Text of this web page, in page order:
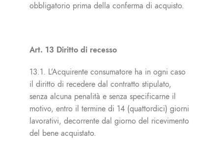
obbligatorio prima della conferma di acquisto.
Art. 13 Diritto di recesso
13.1. L’Acquirente consumatore ha in ogni caso
il diritto di recedere dal contratto stipulato,
senza alcuna penalità e senza specificarne il
motivo, entro il termine di 14 (quattordici) giorni
lavorativi, decorrente dal giorno del ricevimento
del bene acquistato.